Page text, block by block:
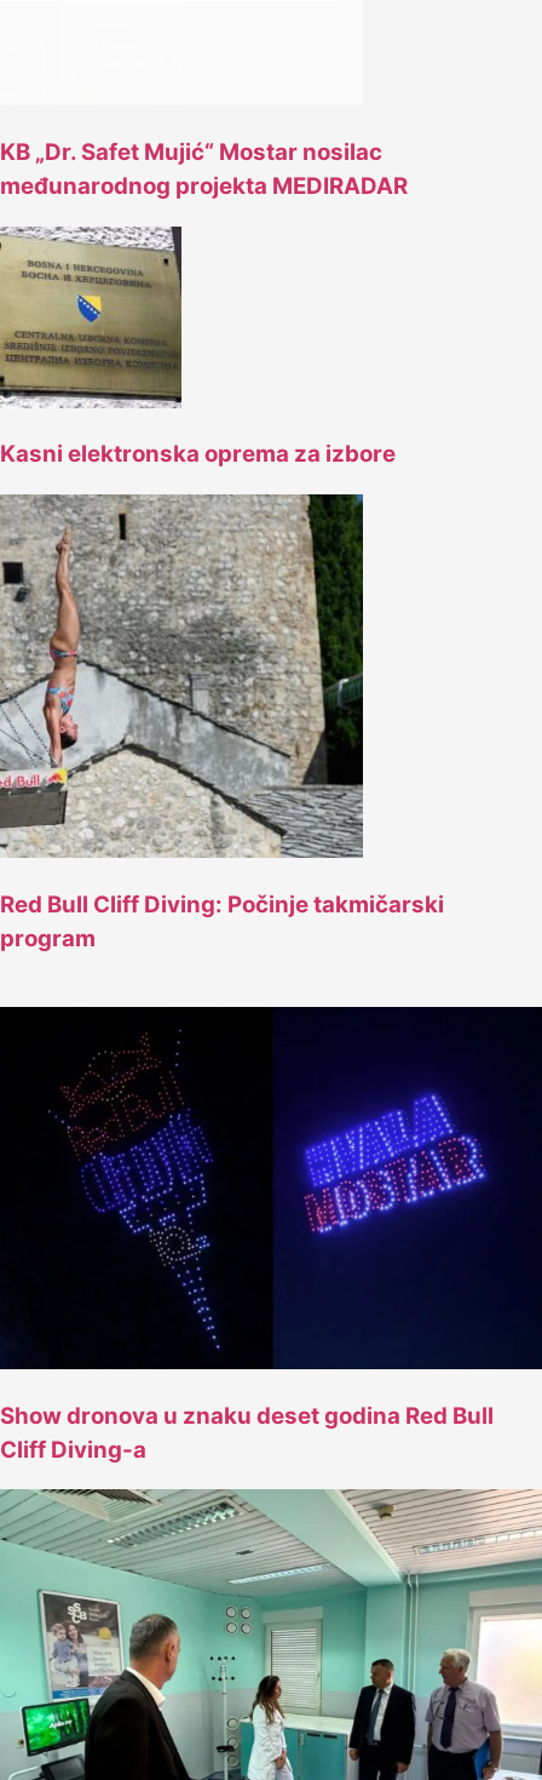
KB „Dr. Safet Mujić“ Mostar nosilac
međunarodnog projekta MEDIRADAR
Kasni elektronska oprema za izbore
Red Bull Cliff Diving: Počinje takmičarski
program
Show dronova u znaku deset godina Red Bull
Cliff Diving-a